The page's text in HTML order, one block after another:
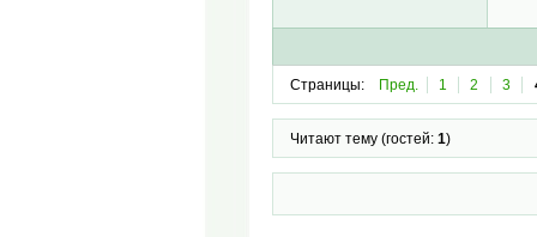
Страницы: Пред. 1 2 3
Читают тему (гостей: 1)